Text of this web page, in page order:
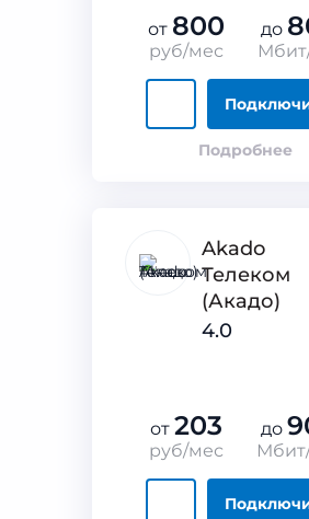
от 800
руб/мес
до
Подробнее
Akado
Телеком
(Акадо)
4.0
от 203
руб/мес
до